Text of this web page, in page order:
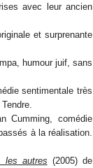
avec leur ancien
et surprenante
humour juif, sans
sentimentale très
Cumming, comédie
à la réalisation.
les autres (2005) de